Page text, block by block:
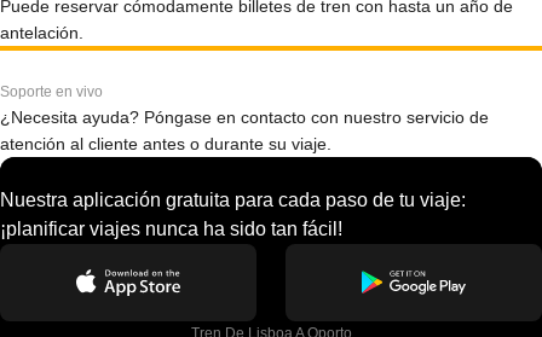
Puede reservar cómodamente billetes de tren con hasta un año de
antelación.
Soporte en vivo
¿Necesita ayuda? Póngase en contacto con nuestro servicio de
atención al cliente antes o durante su viaje.
Nuestra aplicación gratuita para cada paso de tu viaje:
¡planificar viajes nunca ha sido tan fácil!
Tren De Lisboa A Oporto